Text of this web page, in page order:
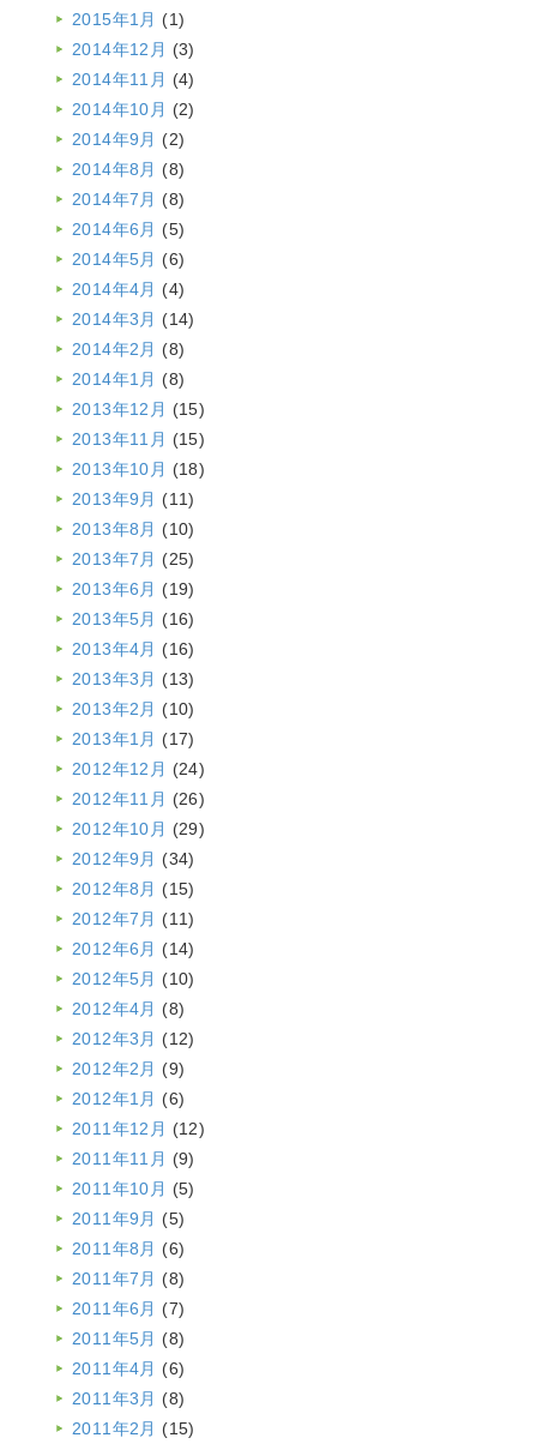
2015年1月 (1)
2014年12月 (3)
2014年11月 (4)
2014年10月 (2)
2014年9月 (2)
2014年8月 (8)
2014年7月 (8)
2014年6月 (5)
2014年5月 (6)
2014年4月 (4)
2014年3月 (14)
2014年2月 (8)
2014年1月 (8)
2013年12月 (15)
2013年11月 (15)
2013年10月 (18)
2013年9月 (11)
2013年8月 (10)
2013年7月 (25)
2013年6月 (19)
2013年5月 (16)
2013年4月 (16)
2013年3月 (13)
2013年2月 (10)
2013年1月 (17)
2012年12月 (24)
2012年11月 (26)
2012年10月 (29)
2012年9月 (34)
2012年8月 (15)
2012年7月 (11)
2012年6月 (14)
2012年5月 (10)
2012年4月 (8)
2012年3月 (12)
2012年2月 (9)
2012年1月 (6)
2011年12月 (12)
2011年11月 (9)
2011年10月 (5)
2011年9月 (5)
2011年8月 (6)
2011年7月 (8)
2011年6月 (7)
2011年5月 (8)
2011年4月 (6)
2011年3月 (8)
2011年2月 (15)